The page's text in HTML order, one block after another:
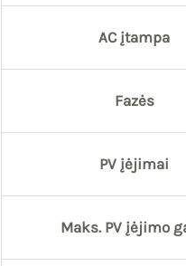
AC įtampa
Fazės
PV įėjimai
Maks. PV įėjimo